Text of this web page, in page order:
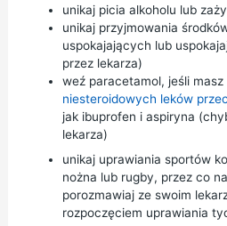
unikaj picia alkoholu lub
unikaj przyjmowania
uspokajających lub
przez lekarza)
weź paracetamol, jeśli masz
niesteroidowych leków
jak ibuprofen i aspiryna
lekarza)
unikaj uprawiania sportów
nożna lub rugby, przez co
porozmawiaj ze swoim
rozpoczęciem uprawiania